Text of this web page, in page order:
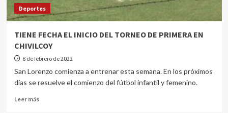
Deportes
TIENE FECHA EL INICIO DEL TORNEO DE PRIMERA EN
CHIVILCOY
8 de febrero de 2022
San Lorenzo comienza a entrenar esta semana. En los próximos
días se resuelve el comienzo del fútbol infantil y femenino.
Leer más